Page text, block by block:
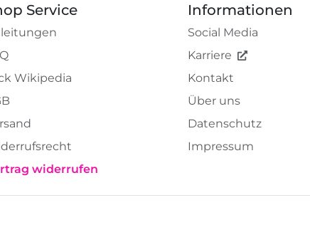
Service
Wikipedia
widerrufen
Informationen
Social Media
Karriere
Kontakt
Über uns
Datenschutz
Impressum